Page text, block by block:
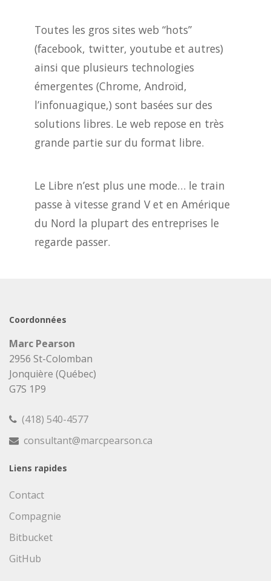
Toutes les gros sites web “hots”
(facebook, twitter, youtube et autres)
ainsi que plusieurs technologies
émergentes (Chrome, Androïd,
l’infonuagique,) sont basées sur des
solutions libres. Le web repose en très
grande partie sur du format libre.
Le Libre n’est plus une mode… le train
passe à vitesse grand V et en Amérique
du Nord la plupart des entreprises le
regarde passer.
Coordonnées
Marc Pearson
2956 St-Colomban
Jonquière (Québec)
G7S 1P9
(418) 540-4577
consultant@marcpearson.ca
Liens rapides
Contact
Compagnie
Bitbucket
GitHub